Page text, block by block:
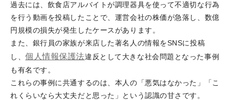
過去には、飲食店アルバイトが調理器具を使って不適切な行為
を行う動画を投稿したことで、運営会社の株価が急落し、数億
円規模の損失が発生したケースがあります。
また、銀行員の家族が来店した著名人の情報をSNSに投稿
し、個人情報保護法違反として大きな社会問題となった事例
も有名です。
これらの事例に共通するのは、本人の「悪気はなかった」「こ
れくらいなら大丈夫だと思った」という認識の甘さです。